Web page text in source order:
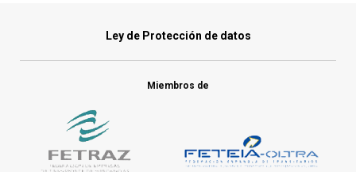
Ley de Protección de datos
Miembros de